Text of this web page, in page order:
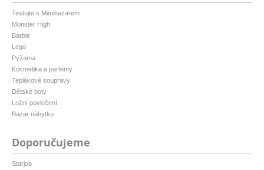
Testujte s Mimibazarem
Monster High
Barbie
Lego
Pyžama
Kosmetika a parfémy
Teplákové soupravy
Dětské boty
Ložní povlečení
Bazar nábytku
Doporučujeme
Starjob